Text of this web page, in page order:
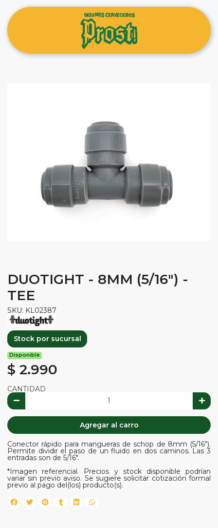
DUOTIGHT - 8MM (5/16") -
TEE
SKU: KL02387
Stock por sucursal
Disponible
$ 2.990
CANTIDAD
Agregar al carro
Conector rápido para mangueras de schop de 8mm (5/16").
Permite dividir el paso de un fluido en dos caminos. Las 3
entradas son de 5/16".
*Imagen referencial. Precios y stock disponible podrían
variar sin previo aviso. Se sugiere solicitar cotización formal
previo al pago del(los) producto(s).